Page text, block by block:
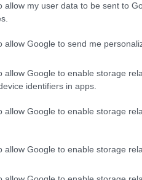
allow my user data to be sent to
allow Google to send me
allow Google to enable storage
identifiers in apps.
allow Google to enable storage
allow Google to enable storage
Windows
σε τρεις
σχολίασε,«Είμαστε
ασφαλέστερη για
κορυφαίων
ότι οι
της προηγούμενης
πλανήτη, και με τις